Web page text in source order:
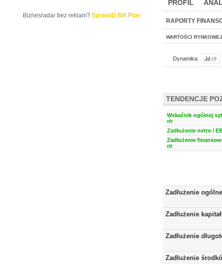
PROFIL
BR LAB
RAPORTY
WARTOŚCI RYNKOWEJ
Dynamika: r/r
TENDENCJE
Wskaźnik ogólnej
r/r
Zadłużenie netto /
Zadłużenie
r/r
Zadłużenie ogólne
Zadłużenie
Zadłużenie
Zadłużenie
Biznesradar bez reklam? Sprawdź BR Plus